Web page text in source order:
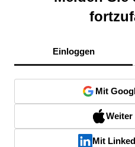
Einloggen
Mit
Weiter
Mit